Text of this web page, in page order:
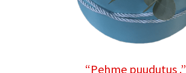
“Pehme puudutus .”